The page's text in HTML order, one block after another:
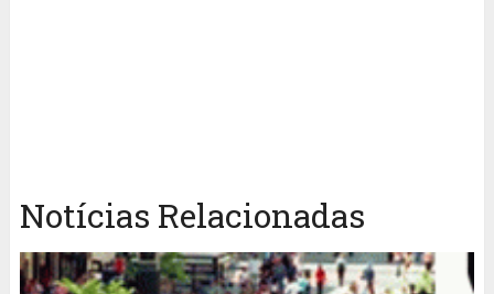
Notícias Relacionadas